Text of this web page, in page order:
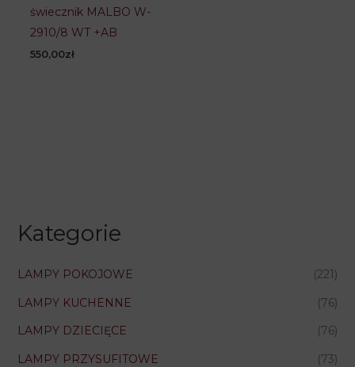
Kategorie
LAMPY POKOJOWE
(221)
LAMPY KUCHENNE
(76)
LAMPY DZIECIĘCE
(76)
LAMPY PRZYSUFITOWE
(73)
świecznik MALBO W-
2910/8 WT +AB
550,00zł